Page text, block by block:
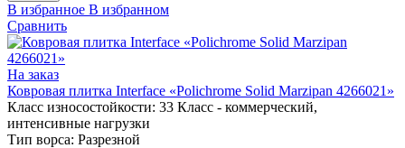
В избранное В избранном
Сравнить
На заказ
Ковровая плитка Interface «Polichrome Solid Marzipan 4266021»
Класс износостойкости: 33 Класс - коммерческий,
интенсивные нагрузки
Тип ворса: Разрезной